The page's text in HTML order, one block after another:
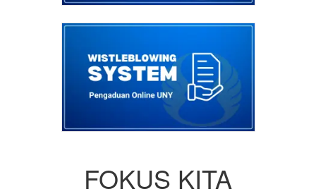
FOKUS KITA